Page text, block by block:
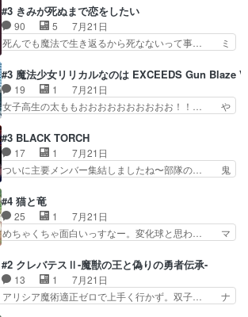
しゃあない。狂犬かくましいつ来… 本作はぬるい
ハーレムではなく、真面目に一… エリスはしばら
くEDだけやね。アイシャ、…
ャ子の従姉妹シュラ子登場。主人公眼福… 跡目争
いの新キャラ登場で、今回はシュール… めちゃ子
のいとこかわいい今回主人公の驚き… メチャ子を
くしゃみと鼻水が止まらなくなる… お父さんに押
をちびっ子にしたあの玉、も… 半裸の警官の方が
怖い。ライバルキャラかわ… 霊媒師が人の肩に霊
を乗せるな笑なんてモノ…
#3 きみが死ぬまで恋をしたい
90 5
7月21日
死んでも魔法で生き返るから死なないって事… ミ
ミ、最後のその顔は怖いよ...。てかタ… もはや人
間なのかも怪しい戦闘シーンがない… 今話第LO
／原画で参加させていただきまし… 皆大好き、ロ
リの全裸だーーーーーーッッッ… シーナとミミが
芽吹く百合の花。ミミ(c… ルームメイト1ヶ月経
ってシーナがミミの人… もう後戻りできないぞ」
してくるとは思わん…
#3 魔法少女リリカルなのは EXCEEDS Gun Blaze
19 1
7月21日
女子高生の太ももおおおおおおおおおお！！… や
瀬シイナと夜海トワ』今回はフォロワー… なのは
と出逢い炎の魔人の能力を人類の為に… ・シイ
ナ、トワと出会う親近感を感じる2人… 篠宮マナ
が登場したけど公式サイトに20歳… リリカルな
ちゃ食うやん魔人狩りチーム強… 人類滅亡寸前ま
で追い詰められていたのに、… 第３話をU-NEXT
で視聴しました。視聴…
#3 BLACK TORCH
17 1
7月21日
ついに主要メンバー集結しましたね〜部隊の… 鬼
描いたようなチョロインだったな。下半… 前回か
ら引き続いてじいさんとの決別の冒頭… あっちは
呪霊でこっちは物怪。忍者っぽいア… 護衛対象と
なる弐郎を連れて隠密局へ、彼の… →現状展開が
た弐郎は鬼子母神一華の護衛… 護衛はお尻一華、
ここは定番やっぱ物の怪の… ①敵は会話してる最
中の同乗者を物音一つ発…
#4 猫と竜
25 1
7月21日
めちゃくちゃ面白いっすなー。変化球と思わ… マ
代もの猫たちの誕生と成長を見守る猫竜… 前回猫
たちで熊退治をしていた中の一匹の猫… と思って
みにいったらクロバネのCV.速水… 「おじちゃん
は身内に甘い」で、いきなり笑… ガチで素晴らし
#2 クレバテスⅡ-魔獣の王と偽りの勇者伝承-
13 1
7月21日
アリシア魔術適正ゼロで上手く行かず。双子… ナ